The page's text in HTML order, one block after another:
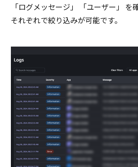
「ログメッセージ」 「ユーザー」 を
それぞれで絞り込みが可能です。